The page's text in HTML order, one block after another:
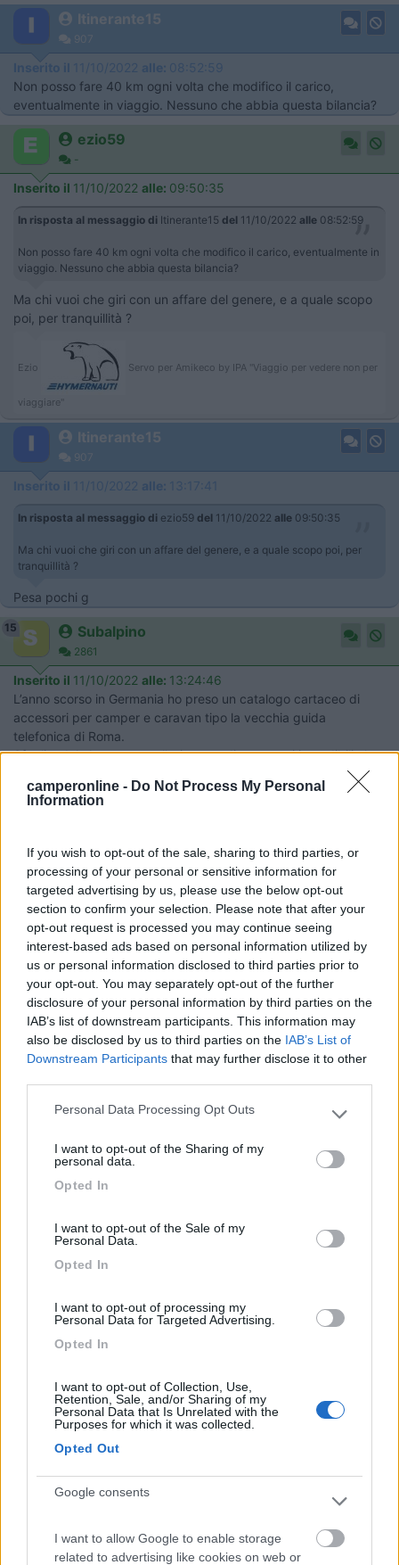
camperonline - Do Not Process My Personal
Information
If you wish to opt-out of the sale, sharing to third parties, or
processing of your personal or sensitive information for
targeted advertising by us, please use the below opt-out
section to confirm your selection. Please note that after your
opt-out request is processed you may continue seeing
interest-based ads based on personal information utilized by
us or personal information disclosed to third parties prior to
your opt-out. You may separately opt-out of the further
disclosure of your personal information by third parties on the
IAB’s list of downstream participants. This information may
also be disclosed by us to third parties on the IAB’s List of
Downstream Participants that may further disclose it to other
Please note that this website/app uses one or more Google
not limited to your visit or usage behaviour. You may click to
use your data for below specified purposes in below Google
Personal Data Processing Opt Outs
I want to opt-out of the Sharing of my
personal data.
Opted In
I want to opt-out of the Sale of my
Personal Data.
Opted In
I want to opt-out of processing my
Personal Data for Targeted Advertising.
Opted In
I want to opt-out of Collection, Use,
Retention, Sale, and/or Sharing of my
Personal Data that Is Unrelated with the
Purposes for which it was collected.
Opted Out
Google consents
I want to allow Google to enable storage
related to advertising like cookies on web or
Itinerante15
907
Inserito il 11/10/2022 alle: 08:52:59
Non posso fare 40 km ogni volta che modifico il carico,
eventualmente in viaggio. Nessuno che abbia questa bilancia?
ezio59
-
Inserito il 11/10/2022 alle: 09:50:35
In risposta al messaggio di Itinerante15 del 11/10/2022 alle 08:52:59
Non posso fare 40 km ogni volta che modifico il carico, eventualmente in
viaggio. Nessuno che abbia questa bilancia?
Ma chi vuoi che giri con un affare del genere, e a quale scopo
poi, per tranquillità ?
Ezio Servo per Amikeco by IPA "Viaggio per vedere non per
viaggiare"
Itinerante15
907
Inserito il 11/10/2022 alle: 13:17:41
In risposta al messaggio di ezio59 del 11/10/2022 alle 09:50:35
Ma chi vuoi che giri con un affare del genere, e a quale scopo poi, per
tranquillità ?
Pesa pochi g
15 Subalpino
2861
Inserito il 11/10/2022 alle: 13:24:46
L’anno scorso in Germania ho preso un catalogo cartaceo di
accessori per camper e caravan tipo la vecchia guida
telefonica di Roma.
Sfogliandolo ho scoperto l’esistenza di accessori incredibili che
Questo è uno dei tanti.
variabile potrebbe farlo incrementare in viaggio?
Ho caricato una autostoppista carina ma non voglio chiederle
quanto pesa? Stimala vuoto per pieno
Oppure ho comprato 12 litri di acqua e non so quanto pesa?
Guarda i valori di sale riportati sull’etichetta.
quello che succede a Las Vegas resta a Las Vegas, quello che succede sul
forum resta sul forum
Itinerante15
907
11/10/2022
13:27:27
A parte pesare le scatole da 1 kg
di sale... nessuno ha mai
usato questa bilancia?
Armando
7643
Inserito il11/10/2022
Come ti hanno già detto, con tre tavolette (con base come
quella della bilancia e pari spessore), vai tranquillo.
3 ruote. Penso che il peso risulterebbe sottostimato, ma non ho
voglia di fare i conti per capire di quanto, conti peraltro
influenzati da altezza baricentro che è tutta da stimare.
carico per ogni ruota con / senza le tre tavolette sulle altre e
dirci di quanto varia.
_____________ Armando
Modificato da Armando il 11/10/2022 alle 14:17:12
salito
Inserito il11/10/2022 alle:14:16:16